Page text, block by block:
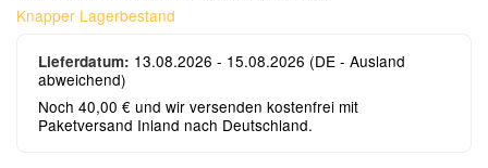
Knapper Lagerbestand
Lieferdatum: 13.08.2026 - 15.08.2026 (DE - Ausland
abweichend)
Noch 40,00 € und wir versenden kostenfrei mit
Paketversand Inland nach Deutschland.